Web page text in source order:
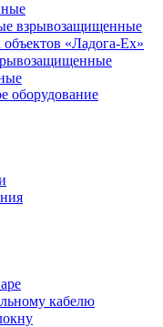
взрывозащищенные
«Ладога-Ex»
оборудование
кабелю